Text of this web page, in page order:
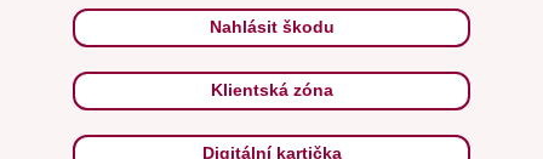
Nahlásit škodu
Klientská zóna
Digitální kartička